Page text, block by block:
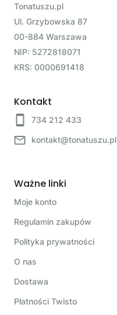
Tonatuszu.pl
Ul. Grzybowska 87
00-884 Warszawa
NIP: 5272818071
KRS: 0000691418
Kontakt
734 212 433
kontakt@tonatuszu.pl
Ważne linki
Moje konto
Regulamin zakupów
Polityka prywatności
O nas
Dostawa
Płatności Twisto